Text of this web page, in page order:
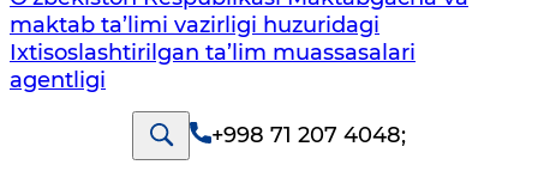
maktab ta’limi vazirligi huzuridagi
Ixtisoslashtirilgan ta’lim muassasalari
agentligi
+998 71 207 4048;